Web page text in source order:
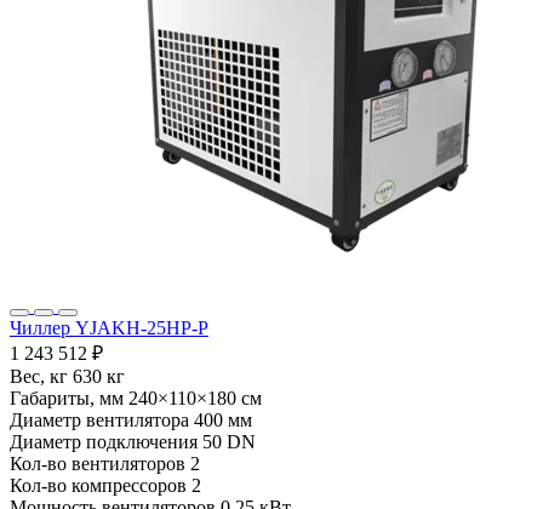
Чиллер YJAKH-25HP-P
1 243 512 ₽
Вес, кг 630 кг
Габариты, мм 240×110×180 см
Диаметр вентилятора 400 мм
Диаметр подключения 50 DN
Кол-во вентиляторов 2
Кол-во компрессоров 2